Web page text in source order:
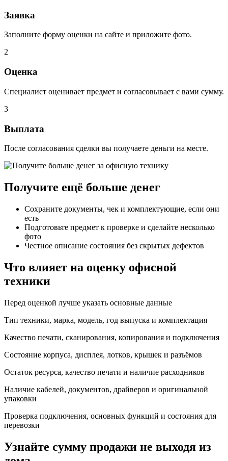
Заявка
Заполните форму оценки на сайте и приложите фото.
2
Оценка
Специалист оценивает предмет и согласовывает с вами сумму.
3
Выплата
После согласования сделки вы получаете деньги на месте.
Получите ещё больше денег
Сохраните документы, чек и комплектующие, если они
есть
Подготовьте предмет к проверке и сделайте несколько
фото
Честное описание состояния без скрытых дефектов
Что влияет на оценку офисной
техники
Перед оценкой лучше указать основные данные
Тип техники, марка, модель, год выпуска и комплектация
Качество печати, сканирования, копирования и подключения
Состояние корпуса, дисплея, лотков, крышек и разъёмов
Остаток ресурса, качество печати и наличие расходников
Наличие кабелей, документов, драйверов и оригинальной
упаковки
Проверка подключения, основных функций и состояния для
перевозки
Узнайте сумму продажи не выходя из